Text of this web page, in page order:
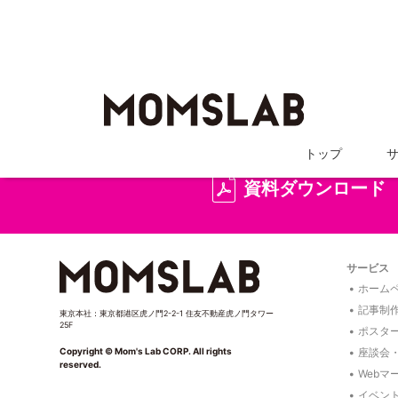
トップ
資料ダウンロード
東京本社：東京都港区虎ノ門2-2-1 住友不動産虎ノ門タワー
25F
Copyright © Mom's Lab CORP. All rights
reserved.
サービス
ホーム
記事制
ポスタ
座談会
Webマ
イベン